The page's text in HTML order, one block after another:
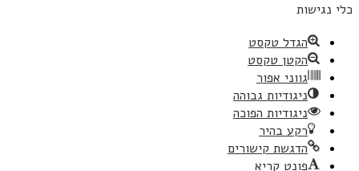
כלי נגישות
הגדל טקסט
הקטן טקסט
גווני אפור
ניגודיות גבוהה
ניגודיות הפוכה
רקע בהיר
הדגשת קישורים
פונט קריא